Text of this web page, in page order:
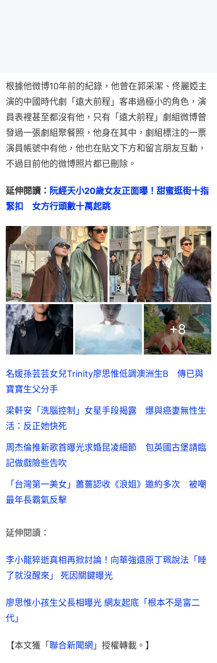
根據他微博10年前的紀錄，他曾在郭采潔、佟麗婭主
演的中國時代劇「遠大前程」客串過極小的角色，演
員表裡甚至都沒有他，只有「遠大前程」劇組微博曾
發過一張劇組聚餐照，他身在其中，劇組標注的一票
演員帳號中有他，他也在貼文下方和留言朋友互動，
不過目前他的微博照片都已刪除。
延伸閱讀： 阮經天小20歲女友正面曝！甜蜜逛街十指
緊扣　女方行頭數十萬起跳
+8
名媛孫芸芸女兒Trinity廖思惟低調澳洲生B 傳已與
寶寶生父分手
梁軒安「洗腦控制」女星手段揭露 爆與癌妻無性生
活：反正她快死
周杰倫推新歌首曝光求婚昆凌細節 包英國古堡請臨
記做戲險些告吹
「台灣第一美女」蕭薔認收《浪姐》邀約多次 被嘲
最年長霸氣反擊
延伸閱讀：
李小龍猝逝真相再掀討論！向華強還原丁珮說法「睡
了就沒醒來」 死因關鍵曝光
廖思惟小孩生父長相曝光 網友起底「根本不是富二
代」
【本文獲「 聯合新聞網 」授權轉載。】